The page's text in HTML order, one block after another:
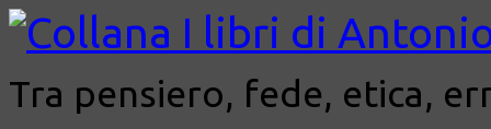
Tra pensiero, fede, etica,